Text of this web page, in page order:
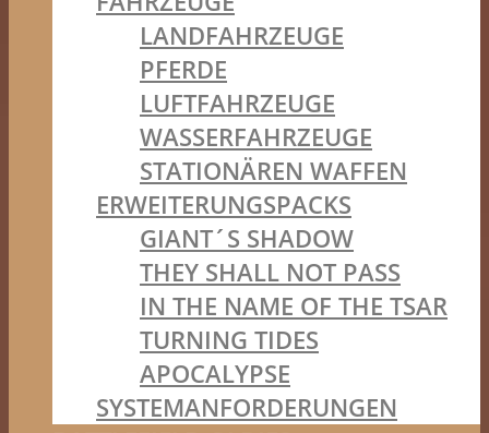
LANDFAHRZEUGE
PFERDE
LUFTFAHRZEUGE
WASSERFAHRZEUGE
STATIONÄREN WAFFEN
ERWEITERUNGSPACKS
GIANT´S SHADOW
THEY SHALL NOT PASS
IN THE NAME OF THE TSAR
TURNING TIDES
APOCALYPSE
SYSTEMANFORDERUNGEN